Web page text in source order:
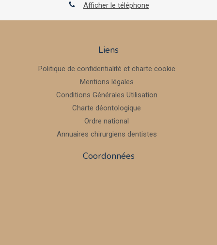
Afficher le téléphone
Liens
Politique de confidentialité et charte cookie
Mentions légales
Conditions Générales Utilisation
Charte déontologique
Ordre national
Annuaires chirurgiens dentistes
Coordonnées